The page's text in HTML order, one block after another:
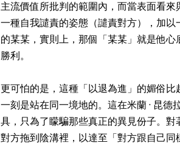
主流價值所批判的範圍內，而當表面看
一種自我譴責的姿態（譴責對方），加
的某某，實則上，那個「某某」就是他
勝利。
更可怕的是，這種「以退為進」的媚俗
一刻是站在同一境地的。這在米蘭 · 昆
具，只為了矇騙那些真正的異見份子。
對方拖到陰溝裡，以達至「對方跟自己同